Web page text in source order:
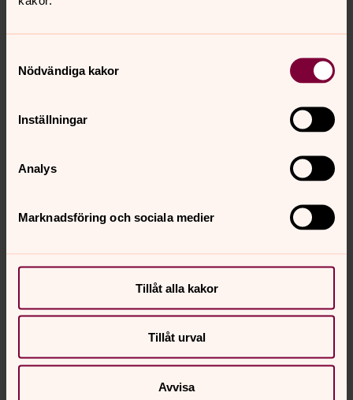
Nödvändiga kakor
Inställningar
Analys
Marknadsföring och sociala medier
Tillåt alla kakor
Tillåt urval
Avvisa